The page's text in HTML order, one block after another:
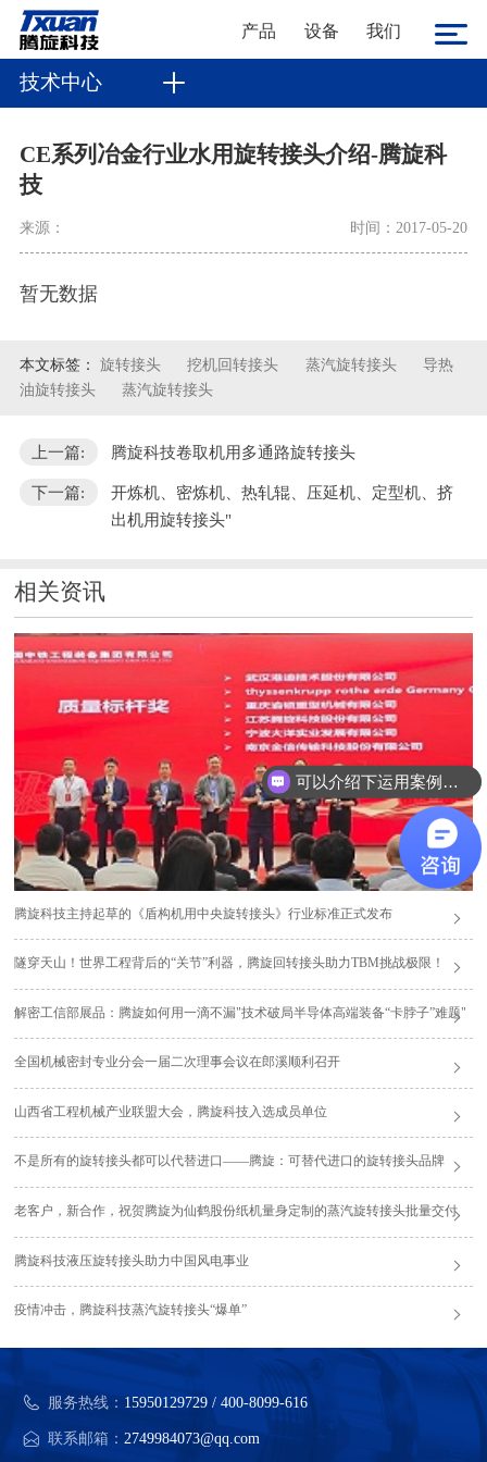
产品 设备 我们
技术中心
CE系列冶金行业水用旋转接头介绍-腾旋科
技
来源： 时间：2017-05-20
暂无数据
本文标签： 旋转接头 挖机回转接头 蒸汽旋转接头
导热
油旋转接头
蒸汽旋转接头
上一篇: 腾旋科技卷取机用多通路旋转接头
下一篇:
开炼机、密炼机、热轧辊、压延机、定型机、挤
出机用旋转接头"
相关资讯
腾旋科技主持起草的《盾构机用中央旋转接头》行业标准正式发布
隧穿天山！世界工程背后的“关节”利器，腾旋回转接头助力TBM挑战极限！
解密工信部展品：腾旋如何用一滴不漏"技术破局半导体高端装备“卡脖子”难题"
全国机械密封专业分会一届二次理事会议在郎溪顺利召开
山西省工程机械产业联盟大会，腾旋科技入选成员单位
不是所有的旋转接头都可以代替进口——腾旋：可替代进口的旋转接头品牌
老客户，新合作，祝贺腾旋为仙鹤股份纸机量身定制的蒸汽旋转接头批量交付
腾旋科技液压旋转接头助力中国风电事业
疫情冲击，腾旋科技蒸汽旋转接头“爆单”
服务热线： 15950129729 / 400-8099-616
联系邮箱：2749984073@qq.com
可以介绍下运用案例么？